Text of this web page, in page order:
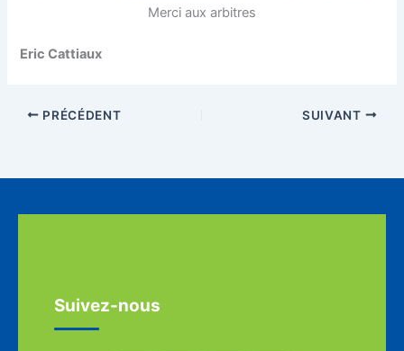
Merci aux arbitres
Eric Cattiaux
PRÉCÉDENT SUIVANT
Suivez-nous